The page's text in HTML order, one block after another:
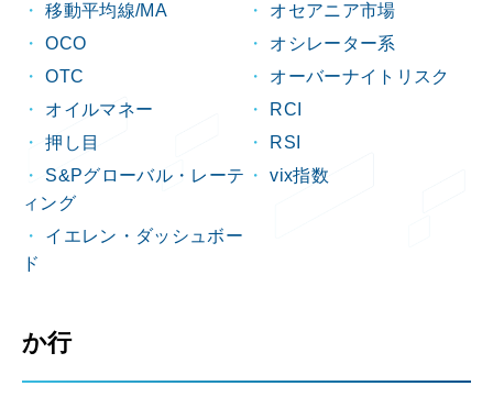
移動平均線/MA
オセアニア市場
OCO
オシレーター系
OTC
オーバーナイトリスク
オイルマネー
RCI
押し目
RSI
S&Pグローバル・レーテ
ィング
vix指数
イエレン・ダッシュボー
ド
か行